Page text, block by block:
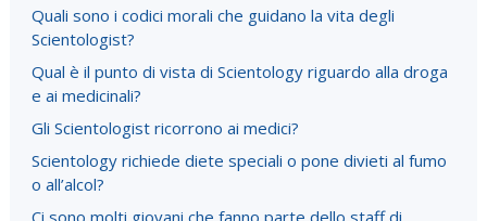
Quali sono i codici morali che guidano la vita degli
Scientologist?
Qual è il punto di vista di Scientology riguardo alla droga
e ai medicinali?
Gli Scientologist ricorrono ai medici?
Scientology richiede diete speciali o pone divieti al fumo
o all’alcol?
Ci sono molti giovani che fanno parte dello staff di